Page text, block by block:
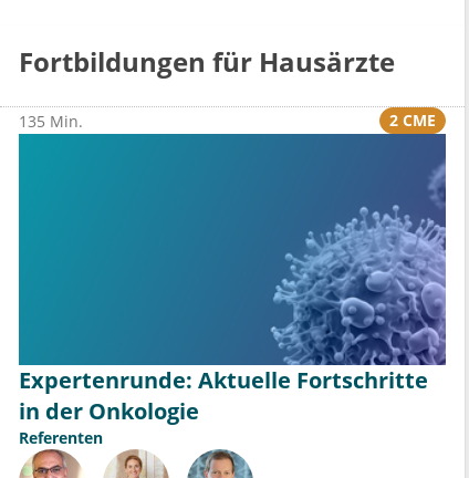
Fortbildungen für Hausärzte
135 Min. 2 CME
Expertenrunde: Aktuelle Fortschritte
in der Onkologie
Referenten